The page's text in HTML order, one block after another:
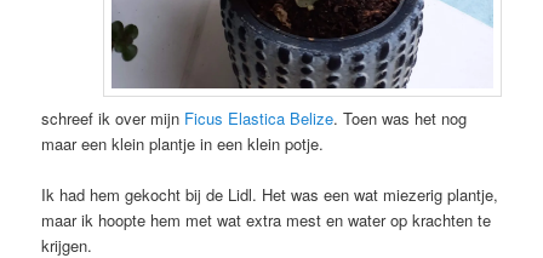
schreef ik over mijn Ficus Elastica Belize. Toen was het nog
maar een klein plantje in een klein potje.
Ik had hem gekocht bij de Lidl. Het was een wat miezerig plantje,
maar ik hoopte hem met wat extra mest en water op krachten te
krijgen.